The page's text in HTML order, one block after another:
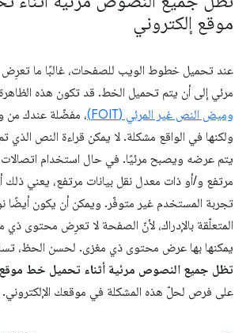
موقع إلكتروني
عند تحميل خطوط الويب للصفحات، غالبًا ما
مرئي إلى أن يتم تحميل الخط. قد تكون هذه
وميض النص غير المرئي (FOIT)
، مفضّلة عندك من
ولكنها في الواقع مشكلة. لا يمكن قراءة النص
يتم عرضه ويصبح مرئيًا. في حال استخدام
مرتفع و/أو ذات معدل نقل بيانات مرتفع، يعني ذلك
تجربة المستخدم غير متوفّر. ويمكن أن يكون أيضًا
المتعلّقة بالإدراك، لأنّ الصفحة لا تعرِض محتوى ذي
يمكنها بها عرض محتوى ذي مغزى. لحسن الحظ،
تظل جميع النصوص مرئية أثناء تحميل خط موقع
على فرص لحلّ هذه المشكلة في موقعك الإلكتروني.